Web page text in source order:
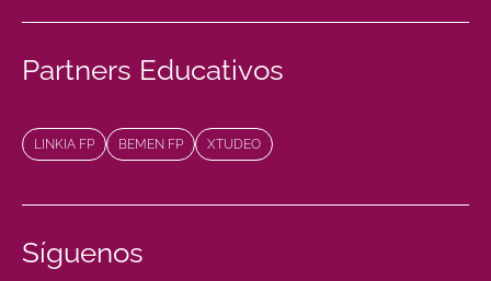
Partners Educativos
LINKIA FP BEMEN FP XTUDEO
Síguenos